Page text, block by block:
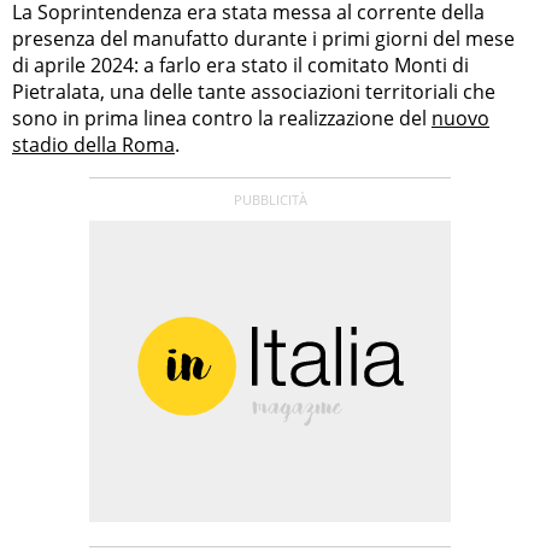
La Soprintendenza era stata messa al corrente della
presenza del manufatto durante i primi giorni del mese
di aprile 2024: a farlo era stato il comitato Monti di
Pietralata, una delle tante associazioni territoriali che
sono in prima linea contro la realizzazione del nuovo
stadio della Roma.